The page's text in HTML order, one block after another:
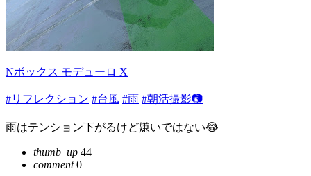
Nボックス モデューロ X
#リフレクション #台風 #雨 #朝活撮影📷
雨はテンション下がるけど嫌いではない😂
thumb_up 44
comment0